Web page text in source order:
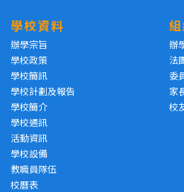
學校資料
辦學宗旨
學校政策
學校簡訊
學校計劃及報告
學校簡介
學校通訊
活動資訊
學校設備
教職員隊伍
校曆表
辦
法
委
家
校